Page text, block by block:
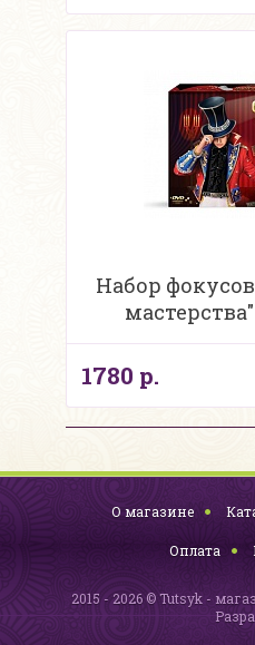
Набор
1780 р.
О магазине
Оплата
2015 - 2026 © Tutsyk -